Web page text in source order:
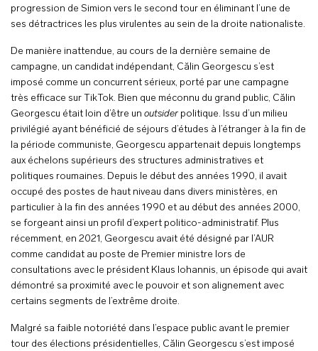
progression de Simion vers le second tour en éliminant l’une de
ses détractrices les plus virulentes au sein de la droite nationaliste.
De manière inattendue, au cours de la dernière semaine de
campagne, un candidat indépendant, Călin Georgescu s’est
imposé comme un concurrent sérieux, porté par une campagne
très efficace sur TikTok. Bien que méconnu du grand public, Călin
Georgescu était loin d’être un outsiderpolitique. Issu d’un milieu
privilégié ayant bénéficié de séjours d’études à l’étranger à la fin de
la période communiste, Georgescu appartenait depuis longtemps
aux échelons supérieurs des structures administratives et
politiques roumaines. Depuis le début des années 1990, il avait
occupé des postes de haut niveau dans divers ministères, en
particulier à la fin des années 1990 et au début des années 2000,
se forgeant ainsi un profil d’expert politico-administratif. Plus
récemment, en 2021, Georgescu avait été désigné par l’AUR
comme candidat au poste de Premier ministre lors de
consultations avec le président Klaus Iohannis, un épisode qui avait
démontré sa proximité avec le pouvoir et son alignement avec
certains segments de l’extrême droite.
Malgré sa faible notoriété dans l’espace public avant le premier
tour des élections présidentielles, Călin Georgescu s’est imposé